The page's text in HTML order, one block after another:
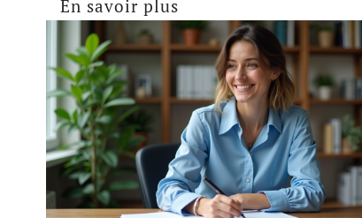
En savoir plus